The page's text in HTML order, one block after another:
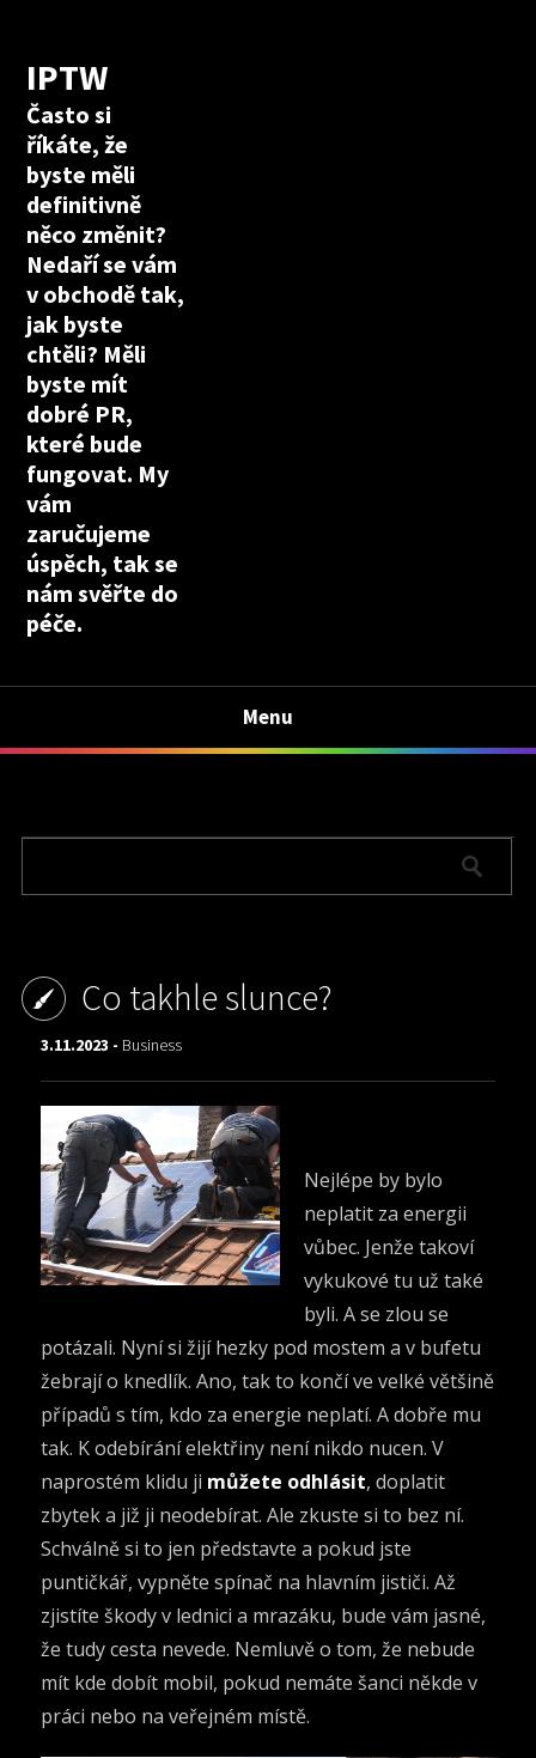
IPTW
Často si
říkáte, že
byste měli
definitivně
něco změnit?
Nedaří se vám
v obchodě tak,
jak byste
chtěli? Měli
byste mít
dobré PR,
které bude
fungovat. My
vám
zaručujeme
úspěch, tak se
nám svěřte do
péče.
Menu
Co takhle slunce?
3.11.2023 - Business
Nejlépe by bylo
neplatit za energii
vůbec. Jenže takoví
vykukové tu už také
byli. A se zlou se
potázali. Nyní si žijí hezky pod mostem a v bufetu
žebrají o knedlík. Ano, tak to končí ve velké většině
případů s tím, kdo za energie neplatí. A dobře mu
tak. K odebírání elektřiny není nikdo nucen. V
naprostém klidu ji můžete odhlásit, doplatit
zbytek a již ji neodebírat. Ale zkuste si to bez ní.
Schválně si to jen představte a pokud jste
puntičkář, vypněte spínač na hlavním jističi. Až
zjistíte škody v lednici a mrazáku, bude vám jasné,
že tudy cesta nevede. Nemluvě o tom, že nebude
mít kde dobít mobil, pokud nemáte šanci někde v
práci nebo na veřejném místě.